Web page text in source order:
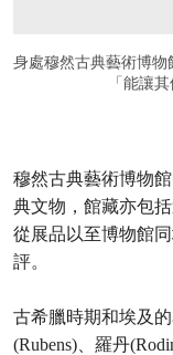
身處穆然古典藝術博物
「能讓
穆然古典藝術博物
典文物，館藏亦包
從展品以至博物館
評。
古希臘時期和埃及
(Rubens)、羅丹